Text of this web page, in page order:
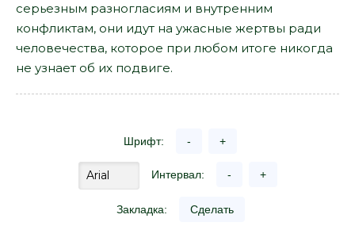
серьезным разногласиям и внутренним
конфликтам, они идут на ужасные жертвы ради
человечества, которое при любом итоге никогда
не узнает об их подвиге.
Шрифт: - +
Интервал: - +
Закладка: Сделать